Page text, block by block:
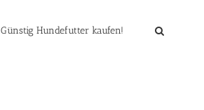
Günstig Hundefutter kaufen!